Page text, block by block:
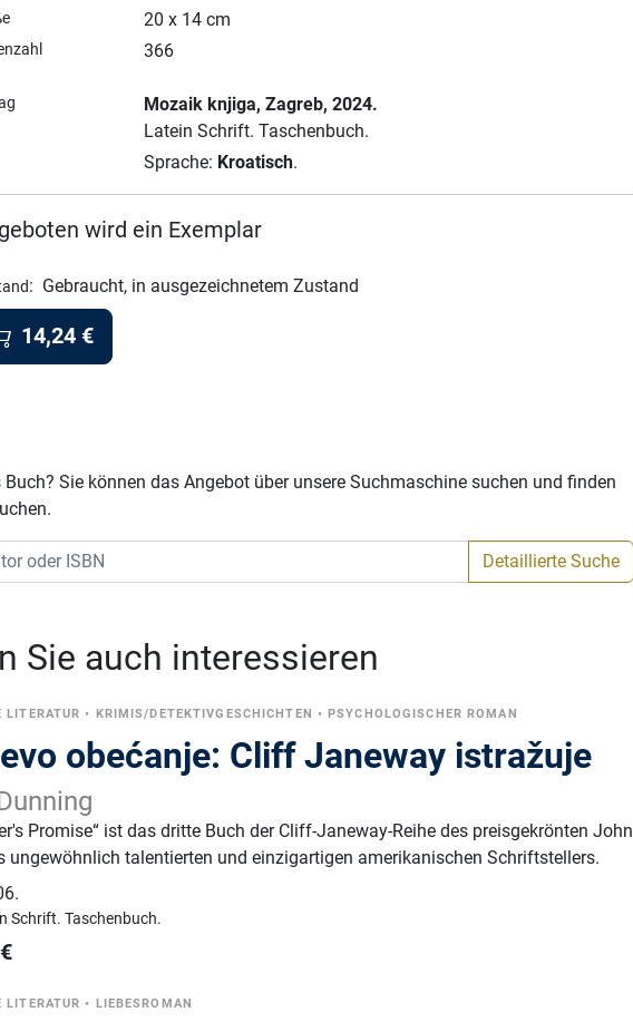
20 x 14 cm
366
Mozaik knjiga, Zagreb, 2024.
Latein Schrift. Taschenbuch.
Sprache: Kroatisch.
wird ein Exemplar
: Gebraucht, in ausgezeichnetem Zustand
14,24 €
Sie können das Angebot über unsere Suchmaschine suchen und finden
Detaillierte Suche
Sie auch interessieren
LITERATUR • KRIMIS/DETEKTIVGESCHICHTEN •PSYCHOLOGISCHER ROMAN
obećanje: Cliff Janeway istražuje
Promise“ ist das dritte Buch der Cliff-Janeway-Reihe des preisgekrönten John
ungewöhnlich talentierten und einzigartigen amerikanischen Schriftstellers.
Schrift.Taschenbuch.
€
LITERATUR • LIEBESROMAN